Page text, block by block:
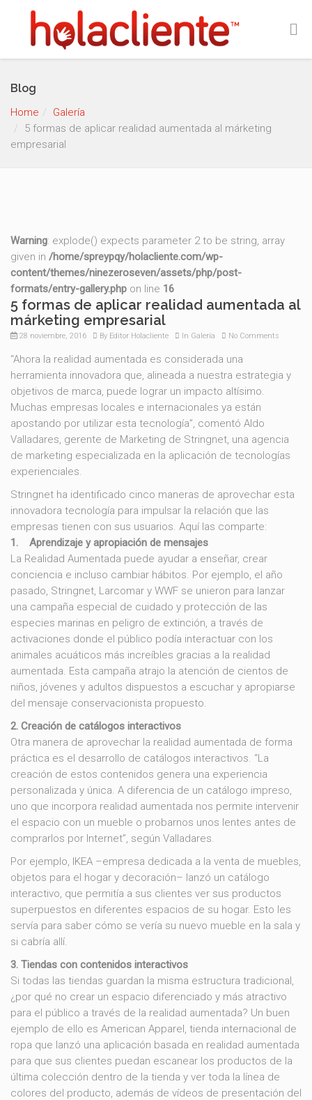
Blog
Home
Galería
5 formas de aplicar realidad aumentada al márketing
empresarial
Warning: explode() expects parameter 2 to be string, array
given in /home/spreypqy/holacliente.com/wp-
content/themes/ninezeroseven/assets/php/post-
formats/entry-gallery.php on line 16
5 formas de aplicar realidad aumentada al
márketing empresarial
28 noviembre, 2016 By Editor Holacliente In Galería No Comments
“Ahora la realidad aumentada es considerada una
herramienta innovadora que, alineada a nuestra estrategia y
objetivos de marca, puede lograr un impacto altísimo.
Muchas empresas locales e internacionales ya están
apostando por utilizar esta tecnología”, comentó Aldo
Valladares, gerente de Marketing de Stringnet, una agencia
de marketing especializada en la aplicación de tecnologías
experienciales.
Stringnet ha identificado cinco maneras de aprovechar esta
innovadora tecnología para impulsar la relación que las
empresas tienen con sus usuarios. Aquí las comparte:
1. Aprendizaje y apropiación de mensajes
La Realidad Aumentada puede ayudar a enseñar, crear
conciencia e incluso cambiar hábitos. Por ejemplo, el año
pasado, Stringnet, Larcomar y WWF se unieron para lanzar
una campaña especial de cuidado y protección de las
especies marinas en peligro de extinción, a través de
activaciones donde el público podía interactuar con los
animales acuáticos más increíbles gracias a la realidad
aumentada. Esta campaña atrajo la atención de cientos de
niños, jóvenes y adultos dispuestos a escuchar y apropiarse
del mensaje conservacionista propuesto.
2. Creación de catálogos interactivos
Otra manera de aprovechar la realidad aumentada de forma
práctica es el desarrollo de catálogos interactivos. “La
creación de estos contenidos genera una experiencia
personalizada y única. A diferencia de un catálogo impreso,
uno que incorpora realidad aumentada nos permite intervenir
el espacio con un mueble o probarnos unos lentes antes de
comprarlos por Internet”, según Valladares.
Por ejemplo, IKEA –empresa dedicada a la venta de muebles,
objetos para el hogar y decoración– lanzó un catálogo
interactivo, que permitía a sus clientes ver sus productos
superpuestos en diferentes espacios de su hogar. Esto les
servía para saber cómo se vería su nuevo mueble en la sala y
si cabría allí.
3. Tiendas con contenidos interactivos
Si todas las tiendas guardan la misma estructura tradicional,
¿por qué no crear un espacio diferenciado y más atractivo
para el público a través de la realidad aumentada? Un buen
ejemplo de ello es American Apparel, tienda internacional de
ropa que lanzó una aplicación basada en realidad aumentada
para que sus clientes puedan escanear los productos de la
última colección dentro de la tienda y ver toda la línea de
colores del producto, además de vídeos de presentación del